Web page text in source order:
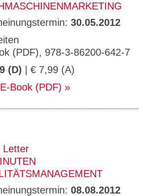
30.05.2012
(PDF), 978-3-86200-642-7
(D) | € 7,99 (A)
Book (PDF)
Letter
08.08.2012